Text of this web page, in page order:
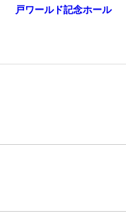
戸ワールド記念ホール